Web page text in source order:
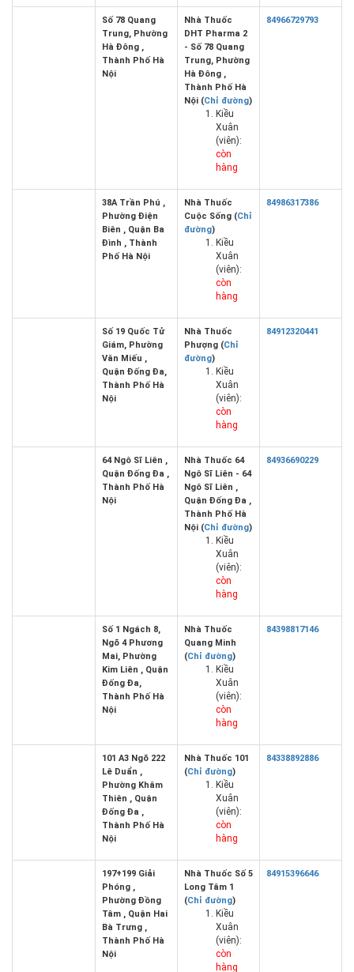
Số 78 Quang
Trung, Phường
Hà Đông ,
Thành Phố Hà
Nội
Nhà Thuốc
DHT Pharma 2
- Số 78 Quang
Trung, Phường
Hà Đông ,
Thành Phố Hà
Nội (Chỉ đường)
Kiều
Xuân
(viên):
còn
hàng
84966729793
38A Trần Phú ,
Phường Điện
Biên , Quận Ba
Đình , Thành
Phố Hà Nội
Nhà Thuốc
Cuộc Sống (Chỉ
đường)
Kiều
Xuân
(viên):
còn
hàng
84986317386
Số 19 Quốc Tử
Giám, Phường
Văn Miếu ,
Quận Đống Đa,
Thành Phố Hà
Nội
Nhà Thuốc
Phượng (Chỉ
đường)
Kiều
Xuân
(viên):
còn
hàng
84912320441
64 Ngô Sĩ Liên ,
Quận Đống Đa ,
Thành Phố Hà
Nội
Nhà Thuốc 64
Ngô Sĩ Liên - 64
Ngô Sĩ Liên ,
Quận Đống Đa ,
Thành Phố Hà
Nội (Chỉ đường)
Kiều
Xuân
(viên):
còn
hàng
84936690229
Số 1 Ngách 8,
Ngõ 4 Phương
Mai, Phường
Kim Liên , Quận
Đống Đa,
Thành Phố Hà
Nội
Nhà Thuốc
Quang Minh
(Chỉ đường)
Kiều
Xuân
(viên):
còn
hàng
84398817146
101 A3 Ngõ 222
Lê Duẩn ,
Phường Khâm
Thiên , Quận
Đống Đa ,
Thành Phố Hà
Nội
Nhà Thuốc 101
(Chỉ đường)
Kiều
Xuân
(viên):
còn
hàng
84338892886
197+199 Giải
Phóng ,
Phường Đồng
Tâm , Quận Hai
Bà Trưng ,
Thành Phố Hà
Nội
Nhà Thuốc Số 5
Long Tâm 1
(Chỉ đường)
Kiều
Xuân
(viên):
còn
hàng
84915396646